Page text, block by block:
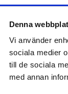
Denna
Vi använder
sociala medier
till de sociala
med annan
D1
32
50
Tillgängligheten
informeras om det